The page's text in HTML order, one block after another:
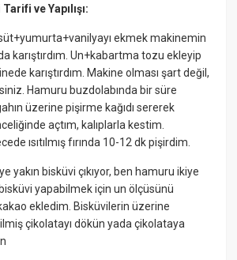
ve Yapılışı:
ekmek makinemin
karıştırdım. Un+kabartma tozu ekleyip
karıştırdım. Makine olması şart değil,
Hamuru buzdolabında bir süre
üzerine pişirme kağıdı sererek
açtım, kalıplarla kestim.
ısıtılmış fırında 10-12 dk pişirdim.
yakın bisküvi çıkıyor, ben hamuru ikiye
yapabilmek için un ölçüsünü
ekledim. Bisküvilerin üzerine
çikolatayı dökün yada çikolataya